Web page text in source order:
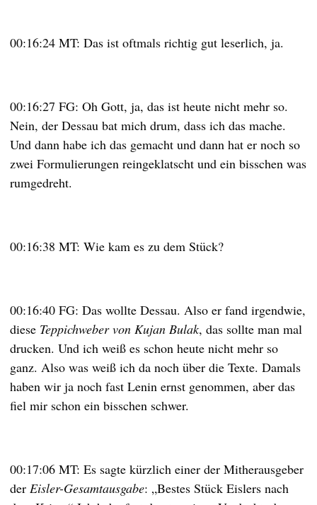
00:16:24 MT: Das ist oftmals richtig gut leserlich, ja.
00:16:27 FG: Oh Gott, ja, das ist heute nicht mehr so.
Nein, der Dessau bat mich drum, dass ich das mache.
Und dann habe ich das gemacht und dann hat er noch so
zwei Formulierungen reingeklatscht und ein bisschen was
rumgedreht.
00:16:38 MT: Wie kam es zu dem Stück?
00:16:40 FG: Das wollte Dessau. Also er fand irgendwie,
diese Teppichweber von Kujan Bulak, das sollte man mal
drucken. Und ich weiß es schon heute nicht mehr so
ganz. Also was weiß ich da noch über die Texte. Damals
haben wir ja noch fast Lenin ernst genommen, aber das
fiel mir schon ein bisschen schwer.
00:17:06 MT: Es sagte kürzlich einer der Mitherausgeber
der Eisler-Gesamtausgabe: „Bestes Stück Eislers nach